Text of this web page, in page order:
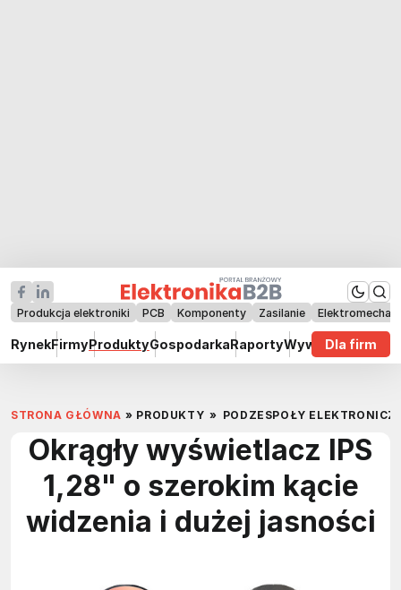
Produkcja elektroniki PCB Komponenty Zasilanie
RynekFirmyProduktyGospodarkaRaportyWywiadyDla firm
STRONA GŁÓWNA » PRODUKTY » PODZESPOŁY
Okrągły wyświetlacz IPS
1,28" o szerokim kącie
widzenia i dużej jasności